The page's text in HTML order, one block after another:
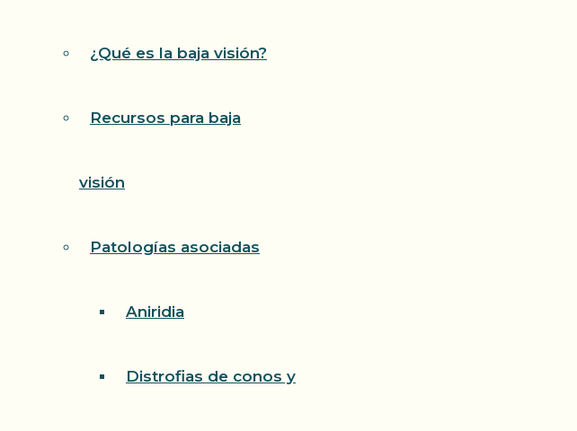
¿Qué es la baja visión?
Recursos para baja
visión
Patologías asociadas
Aniridia
Distrofias de conos y